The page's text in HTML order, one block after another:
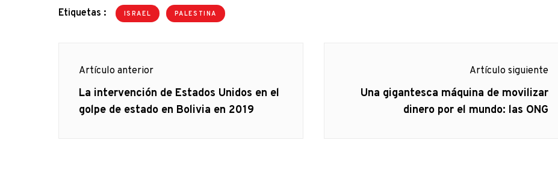
Etiquetas : ISRAEL PALESTINA
Navegación
de
Artículo anterior
Artículo
anterior
La intervención de Estados Unidos en el
golpe de estado en Bolivia en 2019
Artículo siguiente
Artículo
siguiente:
Una gigantesca máquina de movilizar
dinero por el mundo: las ONG